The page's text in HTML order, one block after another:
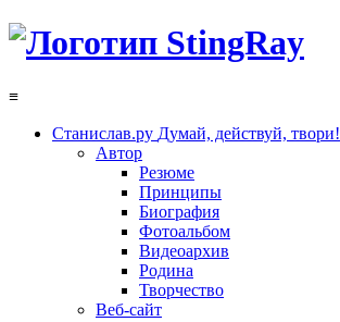
≡
Станислав.ру Думай, действуй, твори!
Автор
Резюме
Принципы
Биография
Фотоальбом
Видеоархив
Родина
Творчество
Веб-сайт